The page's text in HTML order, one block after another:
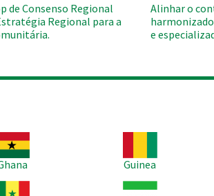
de Consenso Regional
Regional para a
Alinhar o
e
Guinea
Imagem